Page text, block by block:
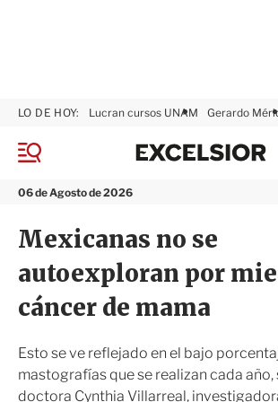
M
n
06 de Agosto de 2026
LO DE HOY: Lucran cursos UNAM Gerardo
x
r
Mexicanas no se
autoexploran por
cáncer de mama
Esto se ve reflejado en el bajo
mastografías que se realizan cada año,
doctora Cynthia Villarreal,